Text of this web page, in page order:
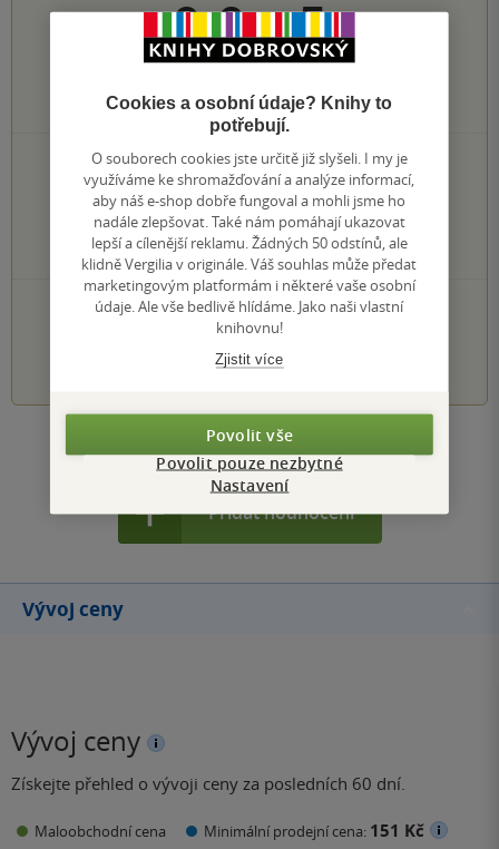
0.0z5
0hodnocení čtenářů
0×
5 hvězdiček
0×
4 hvězdičky
0×
3 hvězdičky
0×
2 hvězdičky
0×
1 hvezdička
PŘIDEJTE SVÉ HODNOCENÍ KNIHY
3 4 5
Zobrazit všechna hodnocení
Přidat hodnocení
Vývoj ceny
Vývoj ceny
Získejte přehled o vývoji ceny za posledních 60 dní.
Maloobchodní cena Minimální prodejní cena: 151 Kč
Cookies a osobní údaje? Knihy to
potřebují.
O souborech cookies jste určitě již slyšeli. I my je
využíváme ke shromažďování a analýze informací,
aby náš e-shop dobře fungoval a mohli jsme ho
nadále zlepšovat. Také nám pomáhají ukazovat
lepší a cílenější reklamu. Žádných 50 odstínů, ale
klidně Vergilia v originále. Váš souhlas může předat
marketingovým platformám i některé vaše osobní
údaje. Ale vše bedlivě hlídáme. Jako naši vlastní
knihovnu!
Zjistit více
Povolit vše
Povolit pouze nezbytné
Nastavení